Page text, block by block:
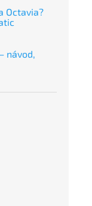
Octavia?
návod,